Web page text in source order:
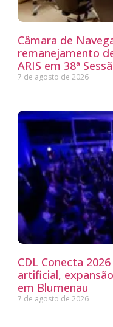
Câmara de
remanejamento
ARIS em 38ª
7 de agosto de 2026
CDL Conecta
artificial,
em Blumenau
7 de agosto de 2026